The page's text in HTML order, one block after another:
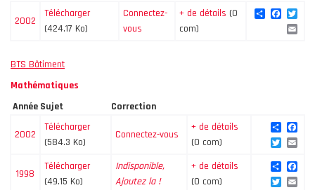
2002
Télécharger
(424.17 Ko)
Connectez-
vous
+ de détails (0
com)
Share
BTS Bâtiment
Mathématiques
Année Sujet Correction
2002
Télécharger
(584.3 Ko)
Connectez-vous
+ de détails
(0 com)
Share
Twitter
1998
Télécharger
(49.15 Ko)
Indisponible,
Ajoutez la !
+ de détails
(0 com)
Share
Twitter